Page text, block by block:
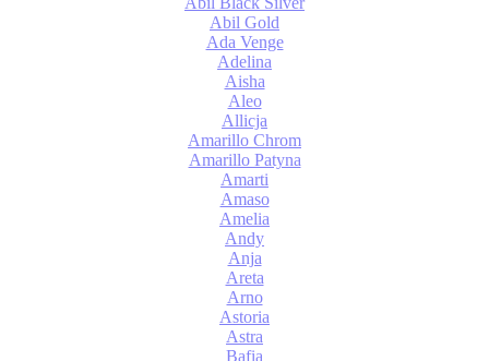
Abil Gold
Ada Venge
Adelina
Aisha
Aleo
Allicja
Amarillo Chrom
Amarillo Patyna
Amarti
Amaso
Amelia
Andy
Anja
Areta
Arno
Astoria
Astra
Bafia